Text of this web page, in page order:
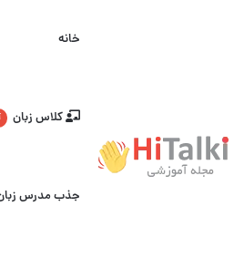
خانه
کلاس زبان
جذب مدرس